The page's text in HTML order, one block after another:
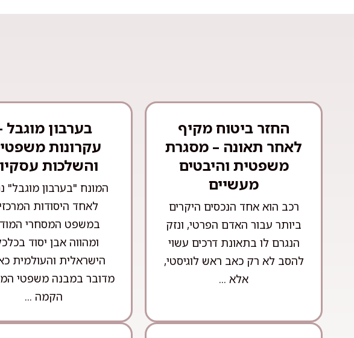
החזר ביטוח מקיף
לאחר תאונה – מסגרת
משפטית והיבטים
מעשיים
רכב הוא אחד הנכסים היקרים
ביותר עבור האדם הפרטי, ונזק
הנגרם לו בתאונת דרכים עשוי
להסב לא רק כאב ראש לוגיסטי,
אלא ...
בערבון מוגבל
עקרונות
והשלכות
המונח "בערבון מוגבל"
לאחד היסודות
במשפט המסחרי
ומהווה אבן יסוד
הישראלית והעולמית
מדובר במבנה משפטי
הקמה ...